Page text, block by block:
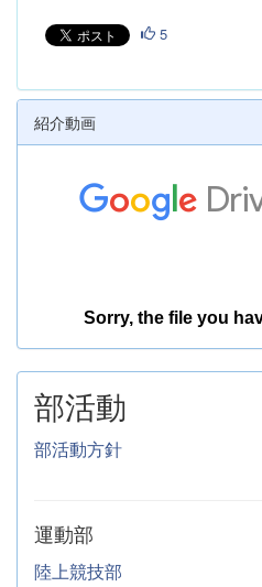
5
紹介動画
部活動
部活動方針
運動部
陸上競技部